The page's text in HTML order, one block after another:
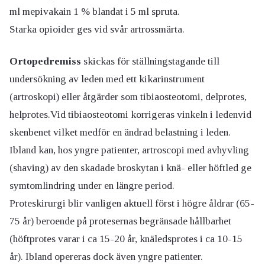
ml mepivakain 1 % blandat i 5 ml spruta.
Starka opioider ges vid svår artrossmärta.
Ortopedremiss skickas för ställningstagande till
undersökning av leden med ett kikarinstrument
(artroskopi) eller åtgärder som tibiaosteotomi, delprotes,
helprotes.Vid tibiaosteotomi korrigeras vinkeln i ledenvid
skenbenet vilket medför en ändrad belastning i leden.
Ibland kan, hos yngre patienter, artroscopi med avhyvling
(shaving) av den skadade broskytan i knä- eller höftled ge
symtomlindring under en längre period.
Proteskirurgi blir vanligen aktuell först i högre åldrar (65-
75 år) beroende på protesernas begränsade hållbarhet
(höftprotes varar i ca 15-20 år, knäledsprotes i ca 10-15
år). Ibland opereras dock även yngre patienter.